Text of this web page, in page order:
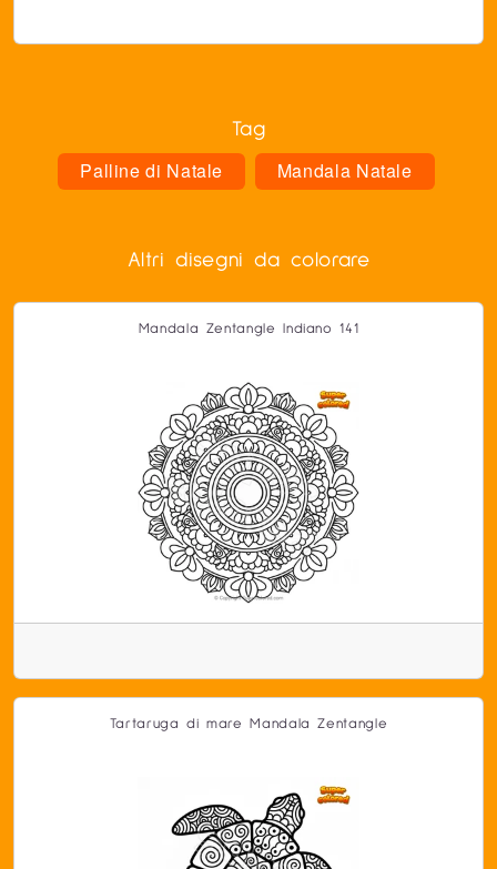
Tag
Palline di Natale Mandala Natale
Altri disegni da colorare
Mandala Zentangle Indiano 141
Tartaruga di mare Mandala Zentangle